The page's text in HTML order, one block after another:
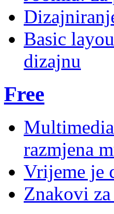
Basic
dizajnu
Free
razmjena
Vrijeme je
Znakovi